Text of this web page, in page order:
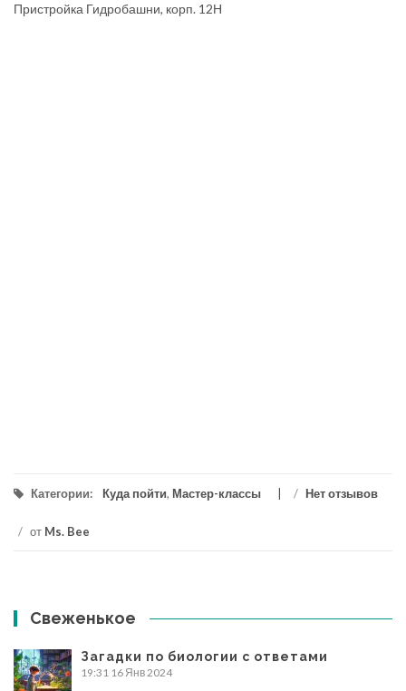
Пристройка Гидробашни, корп. 12Н
Категории: Куда пойти, Мастер-классы / Нет отзывов
/ от Ms. Bee
Свеженькое
Загадки по биологии с ответами
19:31 16 Янв 2024